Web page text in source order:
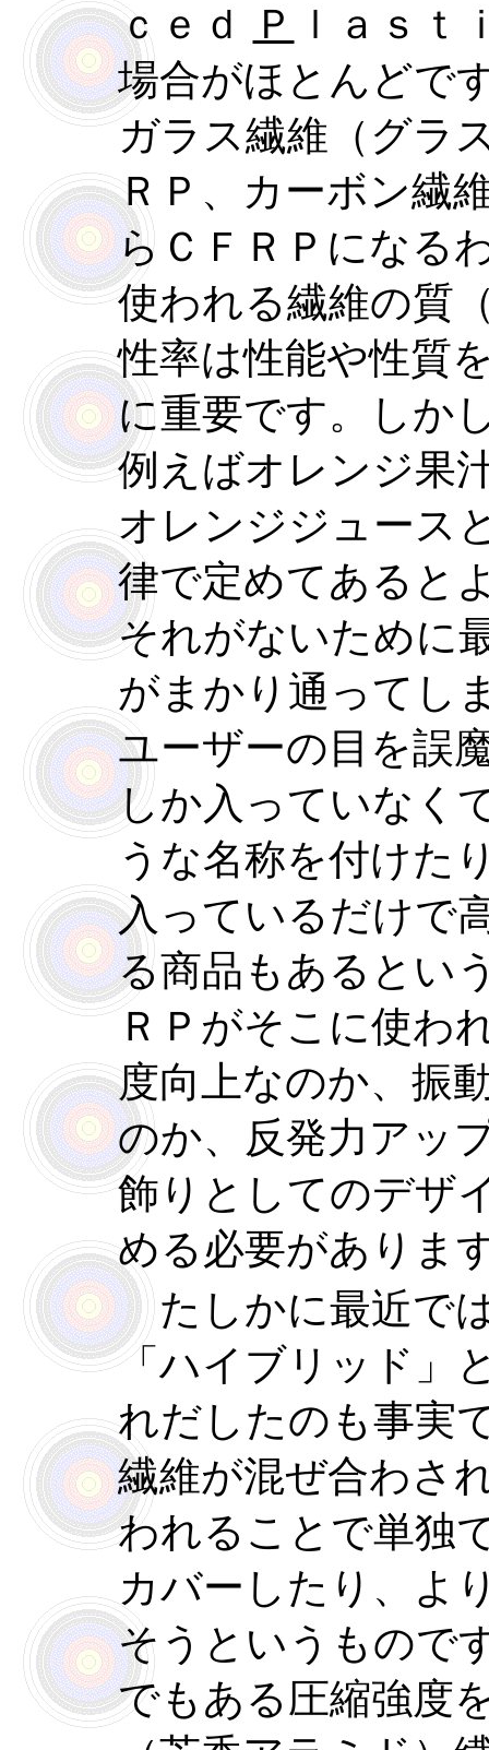
ｃｅｄ
Ｐ
ｌａｓｔ
場合がほとんどで
ガラス繊維（グラ
ＲＰ、カーボン繊
らＣＦＲＰになる
使われる繊維の質
性率は性能や性質
に重要です。しか
例えばオレンジ果
オレンジジュース
律で定めてあると
それがないために
がまかり通ってし
ユーザーの目を誤
しか入っていなく
うな名称を付けた
入っているだけで
る商品もあるとい
ＲＰがそこに使わ
度向上なのか、振
のか、反発力アッ
飾りとしてのデザ
める必要がありま
たしかに最近で
「ハイブリッド」
れだしたのも事実
繊維が混ぜ合わさ
われることで単独
カバーしたり、よ
そうというもので
でもある圧縮強度